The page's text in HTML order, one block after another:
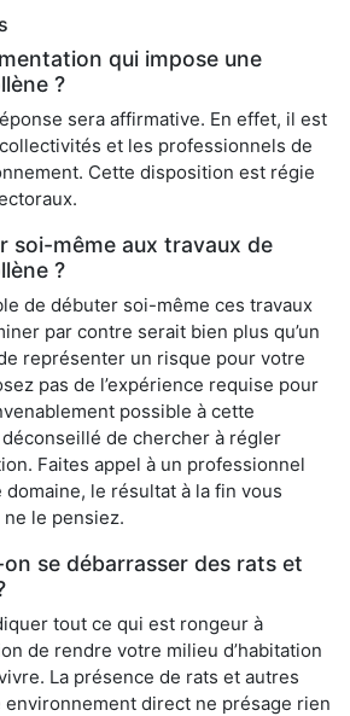
qui impose une
?
sera affirmative. En effet, il est
et les professionnels de
Cette disposition est régie
soi-même aux travaux de
?
de débuter soi-même ces travaux
par contre serait bien plus qu’un
représenter un risque pour votre
pas de l’expérience requise pour
possible à cette
de chercher à régler
Faites appel à un professionnel
le résultat à la fin vous
le pensiez.
se débarrasser des rats et
tout ce qui est rongeur à
de rendre votre milieu d’habitation
La présence de rats et autres
direct ne présage rien